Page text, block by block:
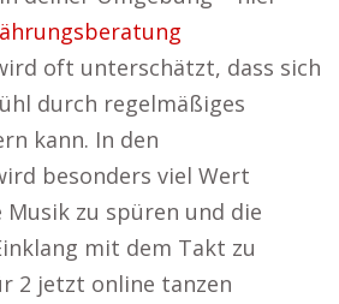
oft unterschätzt, dass sich
durch regelmäßiges
kann. In den
besonders viel Wert
zu spüren und die
mit dem Takt zu
2 jetzt online tanzen